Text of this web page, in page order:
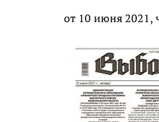
от 10 июня 2021,